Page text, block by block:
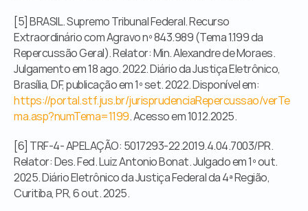
[5] BRASIL. Supremo Tribunal Federal. Recurso
Extraordinário com Agravo nº 843.989 (Tema 1.199 da
Repercussão Geral). Relator: Min. Alexandre de Moraes.
Julgamento em 18 ago. 2022. Diário da Justiça Eletrônico,
https://portal.stf.jus.br/jurisprudenciaRepercussao/verTe
ma.asp?numTema=1199. Acesso em 10.12.2025.
[6] TRF-4- APELAÇÃO: 5017293-22.2019.4.04.7003/PR.
Relator: Des. Fed. Luiz Antonio Bonat. Julgado em 1º out.
2025. Diário Eletrônico da Justiça Federal da 4ª Região,
Curitiba, PR, 6 out. 2025.